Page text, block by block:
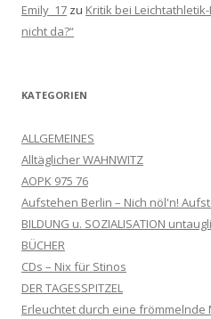
Emily_17 zu Kritik bei
nicht da?“
KATEGORIEN
ALLGEMEINES
Alltäglicher WAHNWITZ
AOPK 975 76
Aufstehen Berlin – Nich nöl'n!
BILDUNG u. SOZIALISATION
BÜCHER
CDs – Nix für Stinos
DER TAGESSPITZEL
Erleuchtet durch eine frömmelnde